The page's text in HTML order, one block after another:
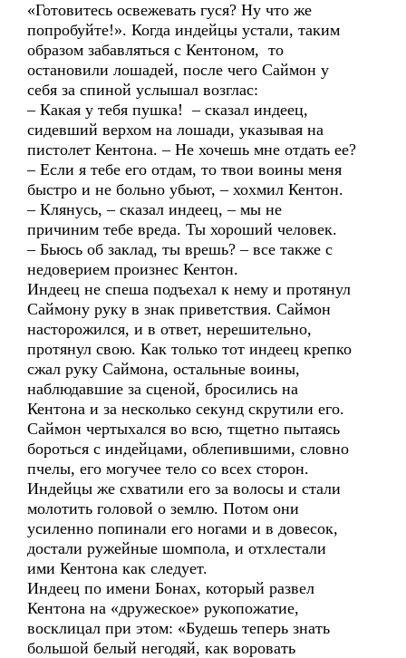
«Готовитесь освежевать гуся? Ну что же
попробуйте!». Когда индейцы устали, таким
образом забавляться с Кентоном, то
остановили лошадей, после чего Саймон у
себя за спиной услышал возглас:
– Какая у тебя пушка! – сказал индеец,
сидевший верхом на лошади, указывая на
пистолет Кентона. – Не хочешь мне отдать ее?
– Если я тебе его отдам, то твои воины меня
быстро и не больно убьют, – хохмил Кентон.
– Клянусь, – сказал индеец, – мы не
причиним тебе вреда. Ты хороший человек.
– Бьюсь об заклад, ты врешь? – все также с
недоверием произнес Кентон.
Индеец не спеша подъехал к нему и протянул
Саймону руку в знак приветствия. Саймон
насторожился, и в ответ, нерешительно,
протянул свою. Как только тот индеец крепко
сжал руку Саймона, остальные воины,
наблюдавшие за сценой, бросились на
Кентона и за несколько секунд скрутили его.
Саймон чертыхался во всю, тщетно пытаясь
бороться с индейцами, облепившими, словно
пчелы, его могучее тело со всех сторон.
Индейцы же схватили его за волосы и стали
молотить головой о землю. Потом они
усиленно попинали его ногами и в довесок,
достали ружейные шомпола, и отхлестали
ими Кентона как следует.
Индеец по имени Бонах, который развел
Кентона на «дружеское» рукопожатие,
восклицал при этом: «Будешь теперь знать
большой белый негодяй, как воровать